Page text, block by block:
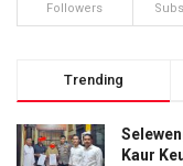
Followers
Trending
Kaur